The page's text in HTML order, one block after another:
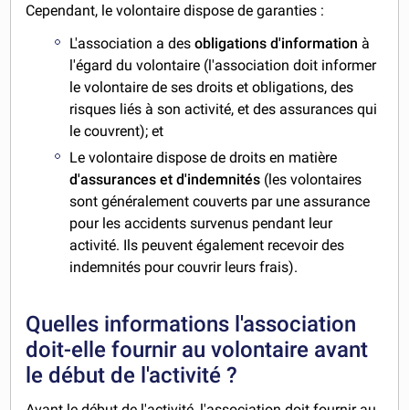
Cependant, le volontaire dispose de garanties :
L'association a desobligations d'information à
l'égard du volontaire (l'association doit informer
le volontaire de ses droits et obligations, des
risques liés à son activité, et des assurances qui
le couvrent); et
Le volontaire dispose de droits en matière
d'assurances et d'indemnités (les volontaires
sont généralement couverts par une assurance
pour les accidents survenus pendant leur
activité. Ils peuvent également recevoir des
indemnités pour couvrir leurs frais).
Quelles informations l'association
doit-elle fournir au volontaire avant
le début de l'activité ?